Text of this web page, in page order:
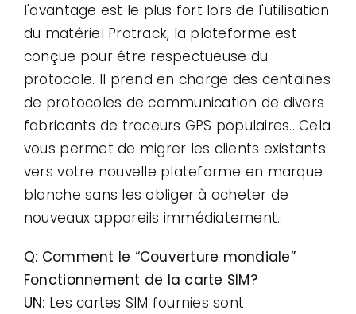
l'avantage est le plus fort lors de l'utilisation
du matériel Protrack, la plateforme est
conçue pour être respectueuse du
protocole. Il prend en charge des centaines
de protocoles de communication de divers
fabricants de traceurs GPS populaires.. Cela
vous permet de migrer les clients existants
vers votre nouvelle plateforme en marque
blanche sans les obliger à acheter de
nouveaux appareils immédiatement..
Q: Comment le “Couverture mondiale”
Fonctionnement de la carte SIM?
UN: Les cartes SIM fournies sont